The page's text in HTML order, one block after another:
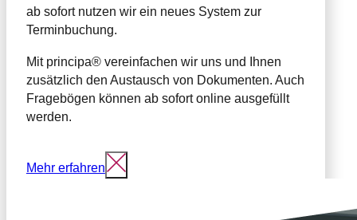
ab sofort nutzen wir ein neues System zur
Terminbuchung.
Mit principa® vereinfachen wir uns und Ihnen
zusätzlich den Austausch von Dokumenten. Auch
Fragebögen können ab sofort online ausgefüllt
werden.
Mehr erfahren Schließen